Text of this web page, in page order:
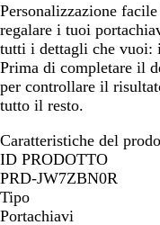
Personalizzazione facile
regalare i tuoi
tutti i dettagli che vuoi:
Prima di completare il
per controllare il
tutto il resto.
Caratteristiche del
ID PRODOTTO
PRD-JW7ZBN0R
Tipo
Portachiavi